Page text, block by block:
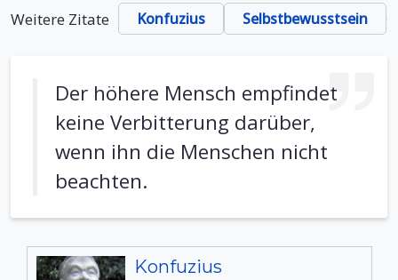
Weitere Zitate Konfuzius Selbstbewusstsein
Der höhere Mensch empfindet
keine Verbitterung darüber,
wenn ihn die Menschen nicht
beachten.
Konfuzius